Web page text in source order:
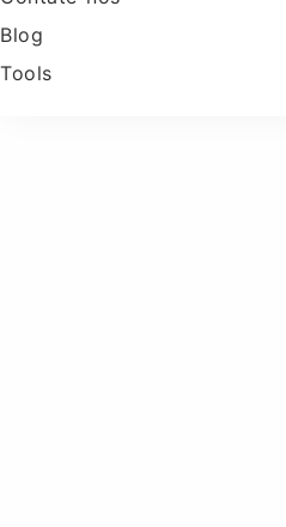
Blog
Tools